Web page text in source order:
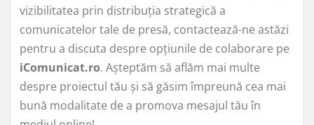
vizibilitatea prin distribuția strategică a
comunicatelor tale de presă, contactează-ne astăzi
pentru a discuta despre opțiunile de colaborare pe
iComunicat.ro. Așteptăm să aflăm mai multe
despre proiectul tău și să găsim împreună cea mai
bună modalitate de a promova mesajul tău în